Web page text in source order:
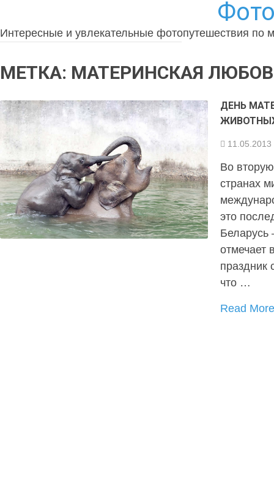
Интересные и увлекательные фотопутешествия по
МЕТКА: МАТЕРИНСКАЯ
ДЕНЬ
11.05.2013
Во
странах
это
Беларусь
отмечает
праздник
что …
Read